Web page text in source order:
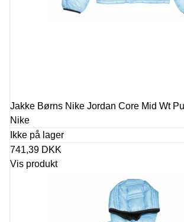
Jakke Børns Nike Jordan Core Mid Wt
Nike
Ikke på lager
741,39 DKK
Vis produkt